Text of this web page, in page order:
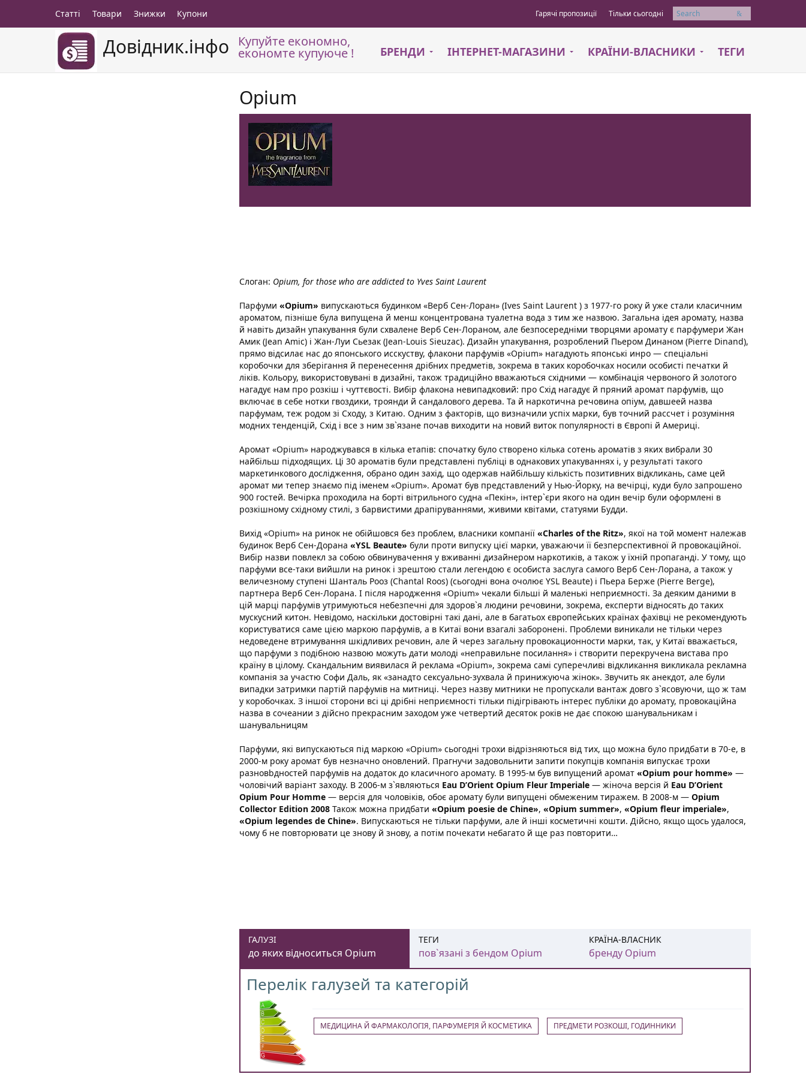
Довідник.інфо Купуйте економно,
економте купуюче ! БРЕНДИ ІНТЕРНЕТ-МАГАЗИНИ КРАЇНИ-ВЛАСНИКИ ТЕГИ
Статті Товари Знижки Купони Гарячі пропозиції Тільки сьогодні Пошук
Opium
Слоган: Opium, for those who are addicted to Yves Saint Laurent
Парфуми «Opium» випускаються будинком «Верб Сен-Лоран» (Ives Saint Laurent ) з 1977-го року й уже стали класичним
ароматом, пізніше була випущена й менш концентрована туалетна вода з тим же назвою. Загальна ідея аромату, назва
й навіть дизайн упакування були схвалене Верб Сен-Лораном, але безпосередніми творцями аромату є парфумери Жан
Амик (Jean Amic) і Жан-Луи Сьезак (Jean-Louis Sieuzac). Дизайн упакування, розроблений Пьером Динаном (Pierre Dinand),
прямо відсилає нас до японського исскуству, флакони парфумів «Opium» нагадують японські инро — спеціальні
коробочки для зберігання й перенесення дрібних предметів, зокрема в таких коробочках носили особисті печатки й
ліків. Кольору, використовувані в дизайні, також традиційно вважаються східними — комбінація червоного й золотого
нагадує нам про розкіш і чуттєвості. Вибір флакона невипадковий: про Схід нагадує й пряний аромат парфумів, що
включає в себе нотки гвоздики, троянди й сандалового дерева. Та й наркотична речовина опіум, давшеей назва
парфумам, теж родом зі Сходу, з Китаю. Одним з факторів, що визначили успіх марки, був точний рассчет і розуміння
модних тенденцій, Схід і все з ним зв`язане почав виходити на новий виток популярності в Європі й Америці.
Аромат «Opium» народжувався в кілька етапів: спочатку було створено кілька сотень ароматів з яких вибрали 30
найбільш підходящих. Ці 30 ароматів були представлені публіці в однакових упакуваннях і, у результаті такого
маркетинкового дослідження, обрано один захід, що одержав найбільшу кількість позитивних відкликань, саме цей
аромат ми тепер знаємо під іменем «Opium». Аромат був представлений у Нью-Йорку, на вечірці, куди було запрошено
900 гостей. Вечірка проходила на борті вітрильного судна «Пекін», інтер`єри якого на один вечір були оформлені в
розкішному східному стилі, з барвистими драпіруваннями, живими квітами, статуями Будди.
Вихід «Opium» на ринок не обійшовся без проблем, власники компанії «Charles of the Ritz», якої на той момент належав
будинок Верб Сен-Дорана «YSL Beaute» були проти випуску цієї марки, уважаючи її безперспективної й провокаційної.
Вибір назви повлекл за собою обвинувачення у вживанні дизайнером наркотиків, а також у їхній пропаганді. У тому, що
парфуми все-таки вийшли на ринок і зрештою стали легендою є особиста заслуга самого Верб Сен-Лорана, а також у
величезному ступені Шанталь Рооз (Chantal Roos) (сьогодні вона очолює YSL Beaute) і Пьера Берже (Pierre Berge),
партнера Верб Сен-Лорана. І після народження «Opium» чекали більші й маленькі неприємності. За деяким даними в
цій марці парфумів утримуються небезпечні для здоров`я людини речовини, зокрема, експерти відносять до таких
мускусний китон. Невідомо, наскільки достовірні такі дані, але в багатьох європейських країнах фахівці не рекомендують
користуватися саме цією маркою парфумів, а в Китаї вони взагалі заборонені. Проблеми виникали не тільки через
недоведене втримування шкідливих речовин, але й через загальну провокационности марки, так, у Китаї вважається,
що парфуми з подібною назвою можуть дати молоді «неправильне посилання» і створити перекручена вистава про
країну в цілому. Скандальним виявилася й реклама «Opium», зокрема самі суперечливі відкликання викликала рекламна
компанія за участю Софи Даль, як «занадто сексуально-зухвала й принижуюча жінок». Звучить як анекдот, але були
випадки затримки партій парфумів на митниці. Через назву митники не пропускали вантаж довго з`ясовуючи, що ж там
у коробочках. З іншої сторони всі ці дрібні неприємності тільки підігрівають інтерес публіки до аромату, провокаційна
назва в сочеании з дійсно прекрасним заходом уже четвертий десяток років не дає спокою шанувальникам і
шанувальницям
Парфуми, які випускаються під маркою «Opium» сьогодні трохи відрізняються від тих, що можна було придбати в 70-е, в
2000-м року аромат був незначно оновлений. Прагнучи задовольнити запити покупців компанія випускає трохи
разновbдностей парфумів на додаток до класичного аромату. В 1995-м був випущений аромат «Opium pour homme» —
чоловічий варіант заходу. В 2006-м з`являються Eau D’Orient Opium Fleur Imperiale— жіноча версія й Eau D’Orient
Opium Pour Homme— версія для чоловіків, обоє аромату були випущені обмеженим тиражем. В 2008-м — Opium
Collector Edition 2008Також можна придбати «Opium poesie de Chine», «Opium summer», «Opium fleur imperiale»,
«Opium legendes de Chine». Випускаються не тільки парфуми, але й інші косметичні кошти. Дійсно, якщо щось удалося,
чому б не повторювати це знову й знову, а потім почекати небагато й ще раз повторити…
ГАЛУЗІ
до яких відноситься Opium
Перелік галузей та категорій
МЕДИЦИНА Й ФАРМАКОЛОГІЯ, ПАРФУМЕРІЯ Й КОСМЕТИКА ПРЕДМЕТИ РОЗКОШІ, ГОДИННИКИ
ТЕГИ
пов`язані з бендом Opium
КРАЇНА-ВЛАСНИК
бренду Opium